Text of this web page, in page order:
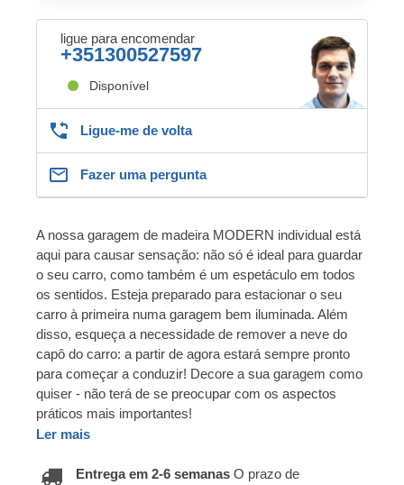
ligue para encomendar
+351300527597
Disponível
Ligue-me de volta
Fazer uma pergunta
A nossa garagem de madeira MODERN individual está
aqui para causar sensação: não só é ideal para guardar
o seu carro, como também é um espetáculo em todos
os sentidos. Esteja preparado para estacionar o seu
carro à primeira numa garagem bem iluminada. Além
disso, esqueça a necessidade de remover a neve do
capô do carro: a partir de agora estará sempre pronto
para começar a conduzir! Decore a sua garagem como
quiser - não terá de se preocupar com os aspectos
práticos mais importantes!
Ler mais
Entrega em 2-6 semanas O prazo de